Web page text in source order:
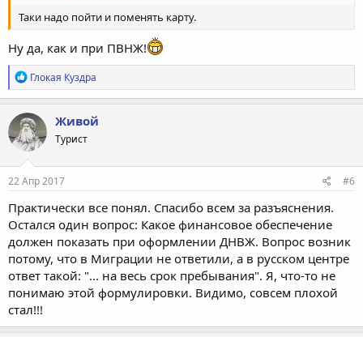
Таки надо пойти и поменять карту.
Ну да, как и при ПВНЖ!
Р
е
а
к
ц
и
и
:
Глокая Куздра
Живой
Турист
22 Апр 2017 #6
Практически все понял. Спасибо всем за разъяснения.
Остался один вопрос: Какое финансовое обеспечение
должен показать при оформлении ДНВЖ. Вопрос возник
потому, что в Миграции не ответили, а в русском центре
ответ такой: "... на весь срок пребывания". Я, что-то не
понимаю этой формулировки. Видимо, совсем плохой
стал!!!